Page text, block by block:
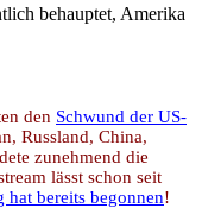
behauptet, Amerika
den Schwund der US-
Russland, China,
zunehmend die
lässt schon seit
bereits begonnen!